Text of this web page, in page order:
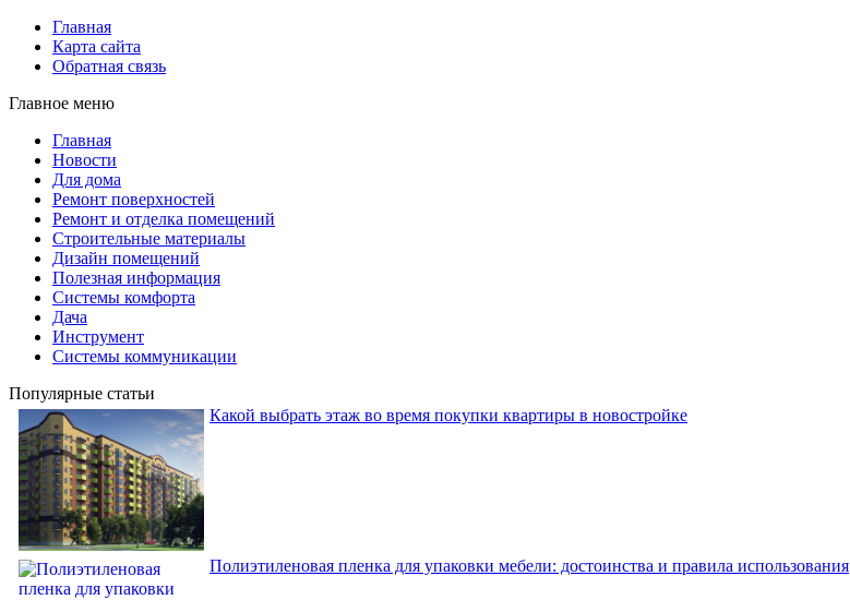
Главная
Карта сайта
Обратная связь
Главное меню
Главная
Новости
Для дома
Ремонт поверхностей
Ремонт и отделка помещений
Строительные материалы
Дизайн помещений
Полезная информация
Системы комфорта
Дача
Инструмент
Системы коммуникации
Популярные статьи
Какой выбрать этаж во время покупки квартиры в новостройке
Полиэтиленовая пленка для упаковки мебели: достоинства и правила использования